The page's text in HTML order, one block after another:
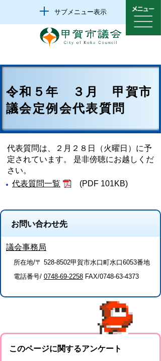
サブメニュー表示
令和５年 ３月 甲賀市
議会定例会代表質問
代表質問は、２月２８日（火曜日）に予
定されています。 是非傍聴にお越しくだ
さい。
代表質問一覧
(PDF 101KB)
お問い合わせ先
議会事務局
所在地/〒 528-8502甲賀市水口町水口6053番地
電話番号/ 0748-69-2258 FAX/0748-63-4373
このページに関するアンケート